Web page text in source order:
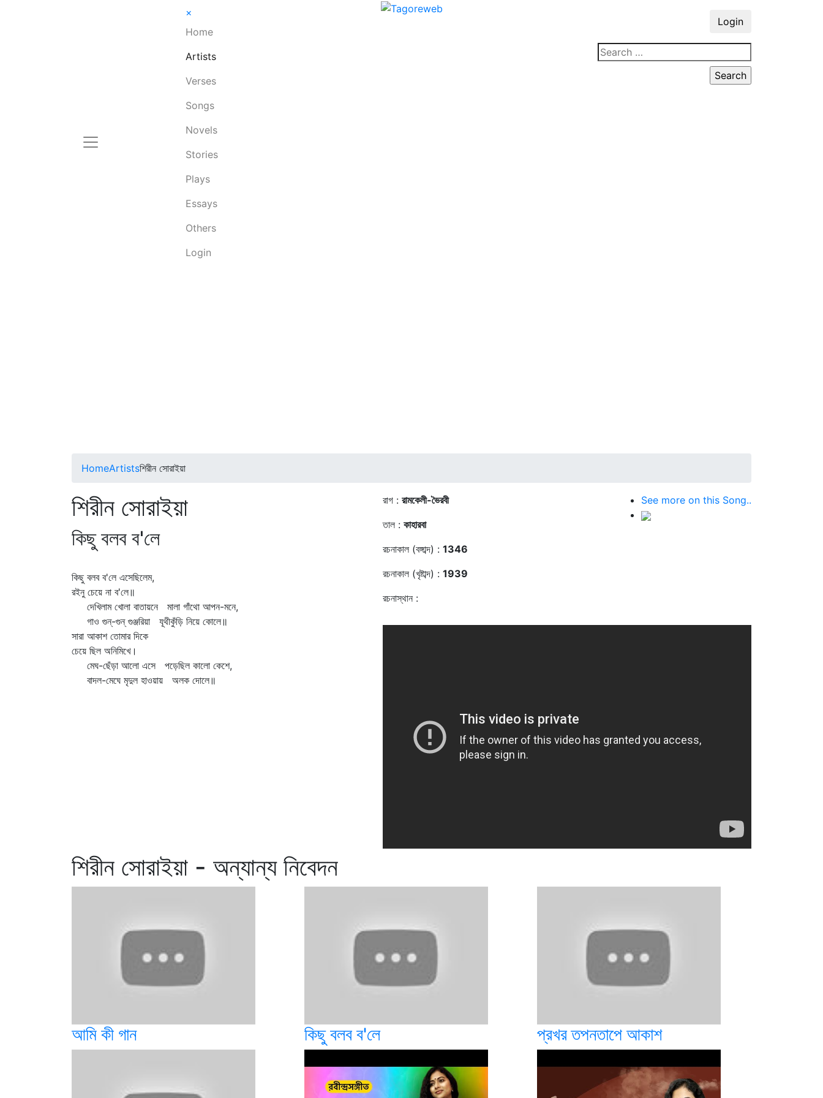
×
Home
Artists
Verses
Songs
Novels
Stories
Plays
Essays
Others
Login
Login
HomeArtistsশিরীন সোরাইয়া
শিরীন সোরাইয়া
কিছু বলব ব'লে
কিছু বলব ব'লে এসেছিলেম,
রইনু চেয়ে না ব'লে॥
দেখিলাম খোলা বাতায়নে মালা গাঁথো আপন-মনে,
গাও গুন্‌-গুন্‌ গুঞ্জরিয়া যূথীকুঁড়ি নিয়ে কোলে॥
সারা আকাশ তোমার দিকে
চেয়ে ছিল অনিমিখে।
মেঘ-ছেঁড়া আলো এসে পড়েছিল কালো কেশে,
বাদল-মেঘে মৃদুল হাওয়ায় অলক দোলে॥
রাগ : রামকেলী-ভৈরবী
তাল : কাহারবা
রচনাকাল (বঙ্গাব্দ) : 1346
রচনাকাল (খৃষ্টাব্দ) : 1939
রচনাস্থান :
See more on this Song..
শিরীন সোরাইয়া - অন্যান্য নিবেদন
আমি কী গান কিছু বলব ব'লে প্রখর তপনতাপে আকাশ